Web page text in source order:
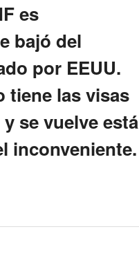
es
bajó del
por EEUU.
tiene las visas
se vuelve está
inconveniente.